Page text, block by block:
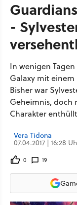
-
In wenigen
Galaxy mit
Bisher war
Geheimnis, doch
Charakter
Vera Tidona
07.04.2017 | 16:28
0 19